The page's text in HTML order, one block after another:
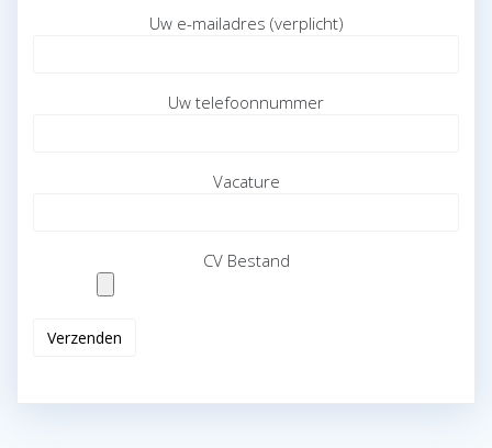
Uw e-mailadres (verplicht)
Uw telefoonnummer
Vacature
CV Bestand